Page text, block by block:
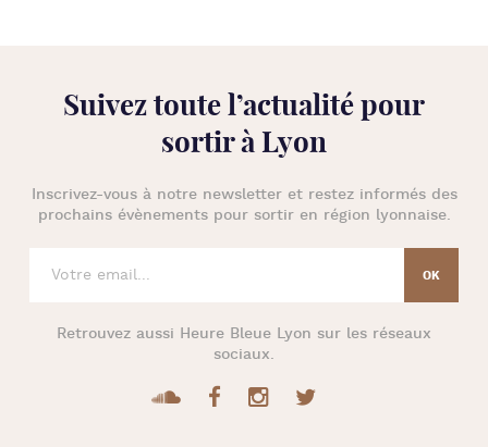
Suivez toute l’actualité pour
sortir à Lyon
Inscrivez-vous à notre newsletter et restez informés des
prochains évènements pour sortir en région lyonnaise.
Retrouvez aussi Heure Bleue Lyon sur les réseaux
sociaux.